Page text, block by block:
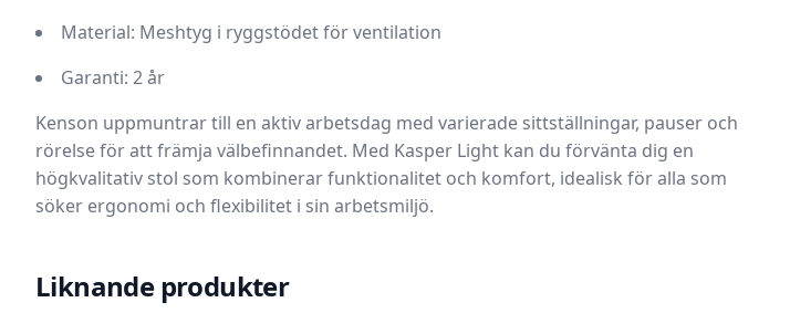
Material: Meshtyg i ryggstödet för ventilation
Garanti: 2 år
Kenson uppmuntrar till en aktiv arbetsdag med varierade sittställningar, pauser och
rörelse för att främja välbefinnandet. Med Kasper Light kan du förvänta dig en
högkvalitativ stol som kombinerar funktionalitet och komfort, idealisk för alla som
söker ergonomi och flexibilitet i sin arbetsmiljö.
Liknande produkter